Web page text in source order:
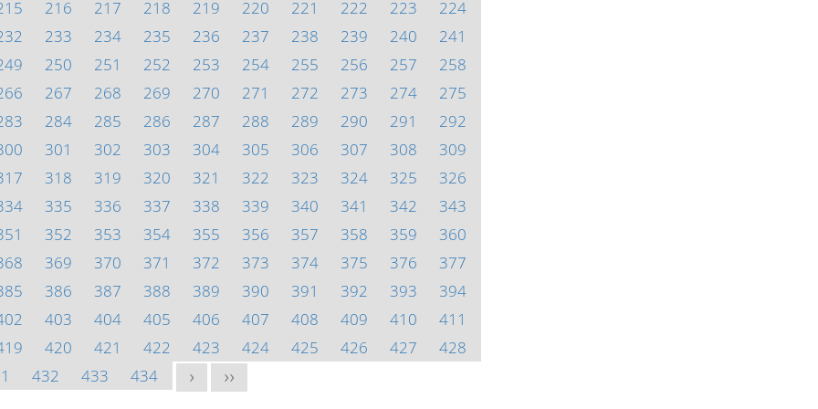
216 217 218 219 220 221 222 223
224
233 234 235 236 237 238 239 240
241
250 251 252 253 254 255 256 257
258
267 268 269 270 271 272 273 274
275
284 285 286 287 288 289 290 291
292
301 302 303 304 305 306 307 308
309
318 319 320 321 322 323 324 325
326
335 336 337 338 339 340 341 342
343
352 353 354 355 356 357 358 359
360
369 370 371 372 373 374 375 376
377
386 387 388 389 390 391 392 393
394
403 404 405 406 407 408 409 410
411
420 421 422 423 424 425 426 427
428
432 433 434 > >>